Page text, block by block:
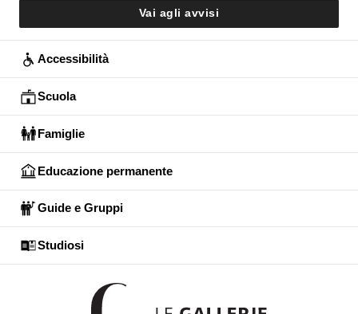
Vai agli avvisi
Accessibilità
Scuola
Famiglie
Educazione permanente
Guide e Gruppi
Studiosi